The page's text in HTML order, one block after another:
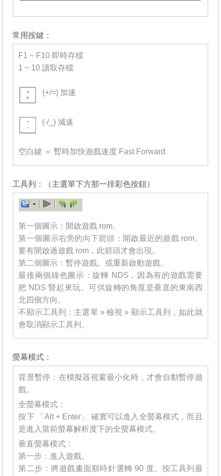
常用按鍵：
F1 ~ F10 即時存檔
1 ~ 10 讀取存檔
(+/=) 加速
(-/_) 減速
空白鍵 ＝ 暫時加快遊戲速度 Fast Forward
工具列：（主選單下方那一排彩色按鈕）
第一個圖示：開啟遊戲 rom。
第一個圖示右旁的向下箭頭：開啟最近的遊戲 rom。
要有開啟過遊戲 rom，此箭頭才會出現。
第二個圖示：暫停遊戲。或重新啟動遊戲。
最後兩個綠色圖示：旋轉 NDS，因為有的遊戲需要
把 NDS 豎起來玩。可供旋轉的角度是垂直的東南西
北四個方向。
不顯示工具列：主選單 » 檢視 » 顯示工具列，如此就
會取消顯示工具列。
螢幕模式：
背景暫停：在模擬器視窗最小化時，才會自動暫停遊
戲。
全螢幕模式：
按下 「Alt + Enter」 確實可以進入全螢幕模式，而且
是進入當前螢幕解析度下的全螢幕模式。
垂直螢幕模式：
第一步：進入遊戲。
第二步：將遊戲畫面順時針選轉 90 度。按工具列最